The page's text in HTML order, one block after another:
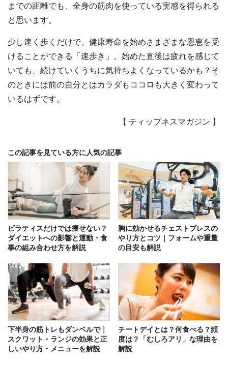
までの距離でも、全身の筋肉を使っている実感を得られる
と思います。
少し速く歩くだけで、健康寿命を始めさまざまな恩恵を受
けることができる「速歩き」。始めた直後は疲れを感じて
いても、続けていくうちに気持ちよくなっているかも？そ
のときには前の自分とはカラダもココロも大きく変わって
いるはずです。
【 ティップネスマガジン 】
この記事を見ている方に人気の記事
ピラティスだけでは痩せない？
ダイエットへの影響と運動・食
事の組み合わせ方を解説
胸に効かせるチェストプレスの
やり方とコツ｜フォームや重量
の目安も解説
下半身の筋トレもダンベルで｜
スクワット・ランジの効果と正
しいやり方・メニューを解説
チートデイとは？何食べる？頻
度は？「むしろアリ」な理由を
解説